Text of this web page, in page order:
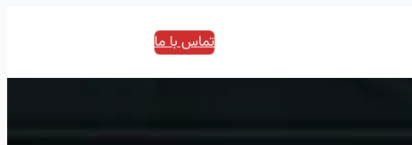
تماس با ما